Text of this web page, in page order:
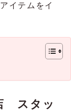
イテムをイ
スタッ